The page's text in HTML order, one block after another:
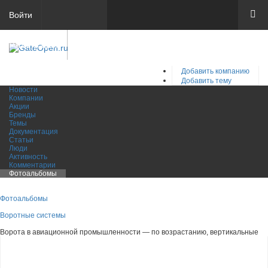
Войти
Регистрация
Добавить компанию
Добавить тему
Новости
Компании
Акции
Бренды
Темы
Документация
Статьи
Люди
Активность
Комментарии
Фотоальбомы
Фотоальбомы
Воротные системы
Ворота в авиационной промышленности — по возрастанию, вертикальные